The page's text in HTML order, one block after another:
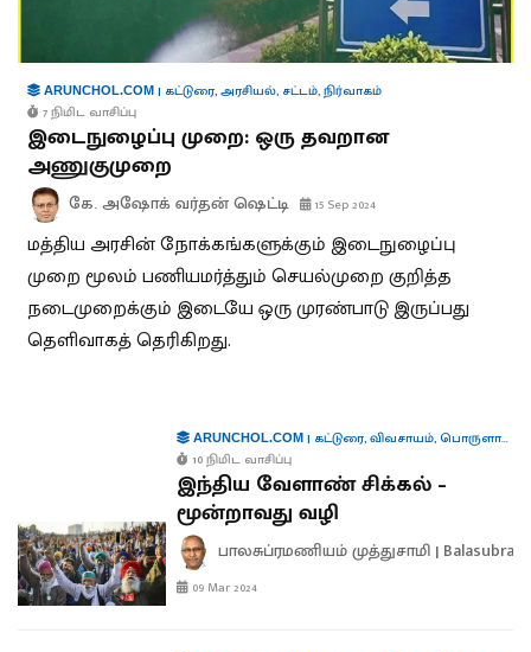
ARUNCHOL.COM | கட்டுரை,அரசியல், சட்டம்,நிர்வாகம்
7 நிமிட வாசிப்பு
இடைநுழைப்பு முறை: ஒரு தவறான
அணுகுமுறை
கே. அஷோக் வர்தன் ஷெட்டி 15 Sep 2024
மத்திய அரசின் நோக்கங்களுக்கும் இடைநுழைப்பு
முறை மூலம் பணியமர்த்தும் செயல்முறை குறித்த
நடைமுறைக்கும் இடையே ஒரு முரண்பாடு இருப்பது
தெளிவாகத் தெரிகிறது.
ARUNCHOL.COM| கட்டுரை,விவசாயம்,பொருளாதாரம்
10 நிமிட வாசிப்பு
இந்திய வேளாண் சிக்கல் –
மூன்றாவது வழி
பாலசுப்ரமணியம் முத்துசாமி |
09 Mar 2024